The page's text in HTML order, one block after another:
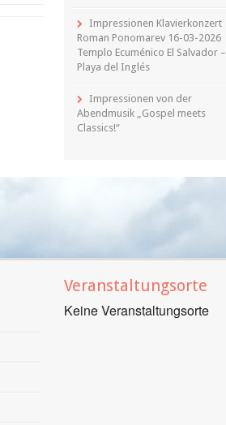
Impressionen Klavierkonzert
Roman Ponomarev 16-03-2026
Templo Ecuménico El Salvador –
Playa del Inglés
Impressionen von der
Abendmusik „Gospel meets
Classics!“
Veranstaltungsorte
Keine Veranstaltungsorte